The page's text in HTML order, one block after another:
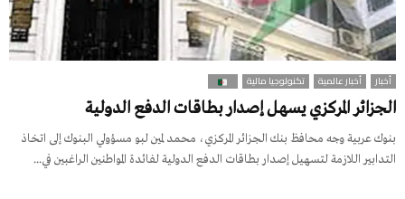
أخبار أخبار عالمية تكنولوجيا مالية
الجزائر المركزي يسهل إصدار بطاقات الدفع الدولية
بنوك عربية وجه محافظ بنك الجزائر المركزي، محمد لمين لبو مسؤولي البنوك إلى اتخاذ
التدابير اللازمة لتسهيل إصدار بطاقات الدفع الدولية لفائدة المواطنين الراغبين في...